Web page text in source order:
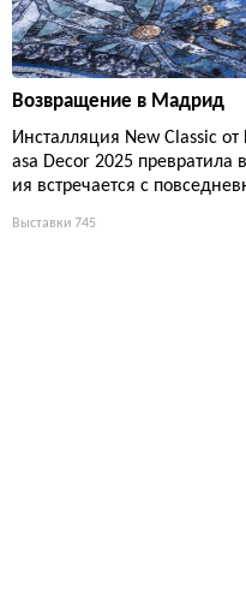
Возвращение в Мадрид
Инсталляция New Classic
asa Decor 2025 превратила
ия встречается с
Выставки 745